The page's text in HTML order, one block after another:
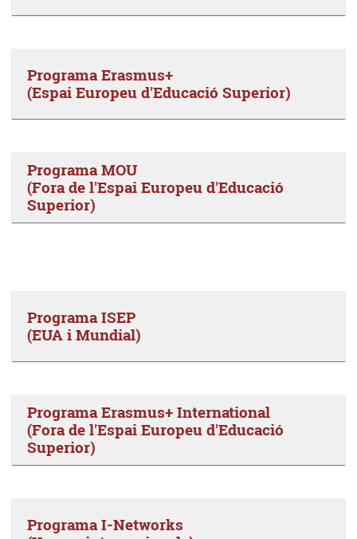
Programa Erasmus+
(Espai Europeu d'Educació Superior)
Programa MOU
(Fora de l'Espai Europeu d'Educació
Superior)
Programa ISEP
(EUA i Mundial)
Programa Erasmus+ International
(Fora de l'Espai Europeu d'Educació
Superior)
Programa I-Networks